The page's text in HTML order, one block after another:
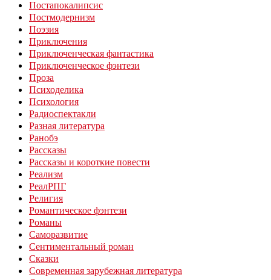
Постапокалипсис
Постмодернизм
Поэзия
Приключения
Приключенческая фантастика
Приключенческое фэнтези
Проза
Психоделика
Психология
Радиоспектакли
Разная литература
Ранобэ
Рассказы
Рассказы и короткие повести
Реализм
РеалРПГ
Религия
Романтическое фэнтези
Романы
Саморазвитие
Сентиментальный роман
Сказки
Современная зарубежная литература